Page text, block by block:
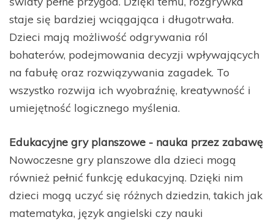
staje się bardziej wciągająca i długotrwała.
Dzieci mają możliwość odgrywania ról
bohaterów, podejmowania decyzji wpływających
na fabułę oraz rozwiązywania zagadek. To
wszystko rozwija ich wyobraźnię, kreatywność i
umiejętność logicznego myślenia.
Edukacyjne gry planszowe - nauka przez zabawę
Nowoczesne gry planszowe dla dzieci mogą
również pełnić funkcję edukacyjną. Dzięki nim
dzieci mogą uczyć się różnych dziedzin, takich jak
matematyka, język angielski czy nauki